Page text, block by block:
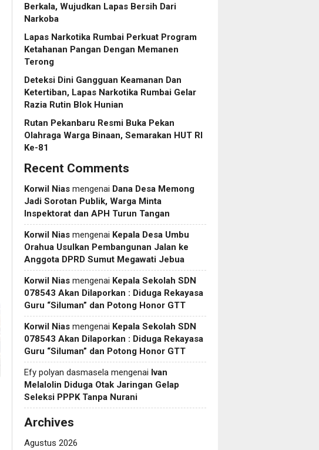
Berkala, Wujudkan Lapas Bersih Dari
Narkoba
Lapas Narkotika Rumbai Perkuat Program
Ketahanan Pangan Dengan Memanen
Terong
Deteksi Dini Gangguan Keamanan Dan
Ketertiban, Lapas Narkotika Rumbai Gelar
Razia Rutin Blok Hunian
Rutan Pekanbaru Resmi Buka Pekan
Olahraga Warga Binaan, Semarakan HUT RI
Ke-81
Recent Comments
Korwil Nias mengenai Dana Desa Memong
Jadi Sorotan Publik, Warga Minta
Inspektorat dan APH Turun Tangan
Korwil Nias mengenai Kepala Desa Umbu
Orahua Usulkan Pembangunan Jalan ke
Anggota DPRD Sumut Megawati Jebua
Korwil Nias mengenai Kepala Sekolah SDN
078543 Akan Dilaporkan : Diduga Rekayasa
Guru “Siluman” dan Potong Honor GTT
Korwil Nias mengenai Kepala Sekolah SDN
078543 Akan Dilaporkan : Diduga Rekayasa
Guru “Siluman” dan Potong Honor GTT
Efy polyan dasmasela mengenai Ivan
Melalolin Diduga Otak Jaringan Gelap
Seleksi PPPK Tanpa Nurani
Archives
Agustus 2026